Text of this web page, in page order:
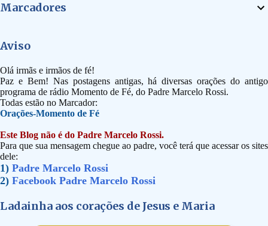
Marcadores
Aviso
Olá irmãs e irmãos de fé!
Paz e Bem! Nas postagens antigas, há diversas orações do antigo
programa de rádio Momento de Fé, do Padre Marcelo Rossi.
Todas estão no Marcador:
Orações-Momento de Fé
Este Blog não é do Padre Marcelo Rossi.
Para que sua mensagem chegue ao padre, você terá que acessar os sites
dele:
1) Padre Marcelo Rossi
2) Facebook Padre Marcelo Rossi
Ladainha aos corações de Jesus e Maria